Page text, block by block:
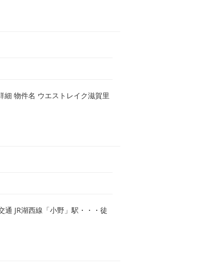
細 物件名 ウエストレイク滋賀里
JR湖西線「小野」駅・・・徒